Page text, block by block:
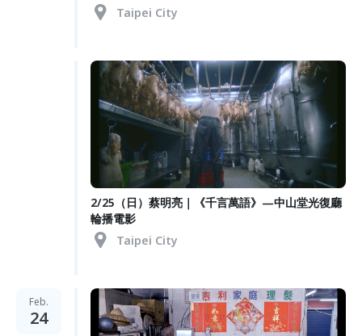
Taipei City
2/25（日）蔡明亮｜《千言萬語》—中山堂光復廳
輪播電影
Taipei City
Feb.
24